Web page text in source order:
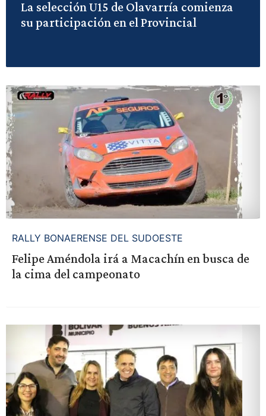
La selección U15 de Olavarría comienza
su participación en el Provincial
RALLY BONAERENSE DEL SUDOESTE
Felipe Améndola irá a Macachín en busca de
la cima del campeonato